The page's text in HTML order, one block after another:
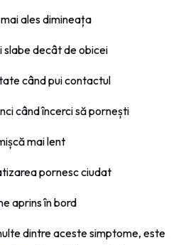
ales dimineața
slabe decât de obicei
când pui contactul
când încerci să pornești
mai lent
pornesc ciudat
aprins în bord
dintre aceste simptome, este